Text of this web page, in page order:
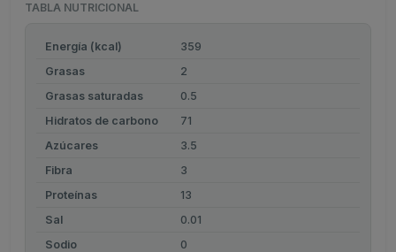
TABLA NUTRICIONAL
Energía (kcal)
359
Grasas
2
Grasas saturadas
0.5
Hidratos de carbono
71
Azúcares
3.5
Fibra
3
Proteínas
13
Sal
0.01
Sodio
0